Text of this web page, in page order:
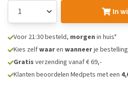
In
Voor 21:30 besteld, morgen in huis*
Kies zelfwaaren wanneerje
Gratis verzending vanaf € 69,-
Klanten beoordelen Medpets met een